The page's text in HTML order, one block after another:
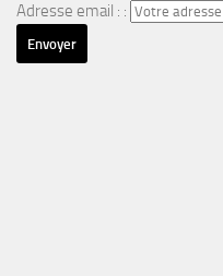
Adresse email : :